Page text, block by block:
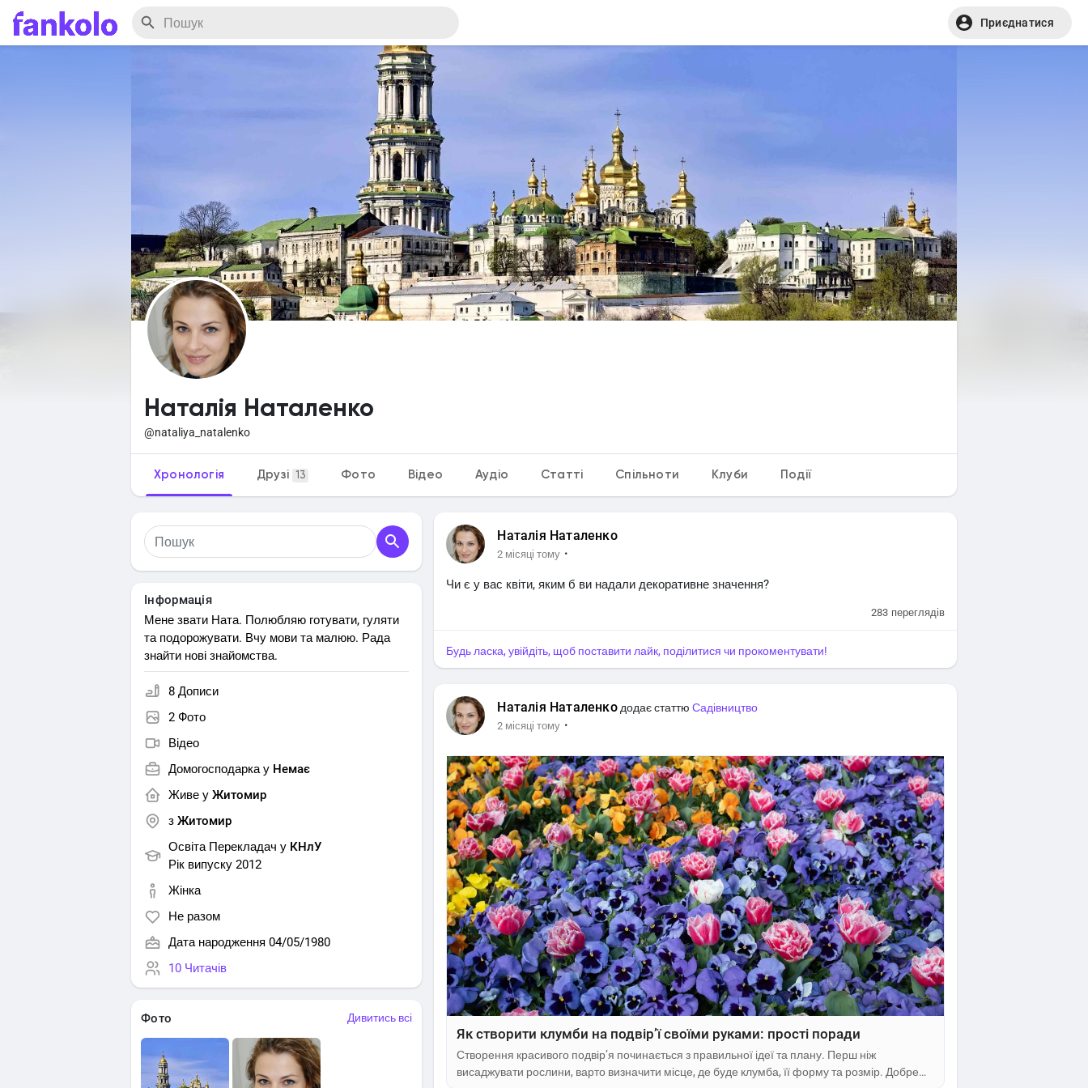
Приєднатися
Наталія Наталенко
@nataliya_natalenko
Хронологія Друзі 13 Фото Відео Аудіо Статті Спільноти Клуби Події
Інформація
Мене звати Ната. Полюбляю готувати, гуляти
та подорожувати. Вчу мови та малюю. Рада
знайти нові знайомства.
8 Дописи
2 Фото
Відео
Домогосподарка у Немає
Живе у Житомир
з Житомир
Освіта Перекладач у КНлУ
Рік випуску 2012
Жінка
Не разом
Дата народження 04/05/1980
10 Читачів
Фото Дивитись всі
Наталія Наталенко
2 місяці тому ·
Чи є у вас квіти, яким б ви надали декоративне значення?
283 переглядів
Будь ласка, увійдіть, щоб поставити лайк, поділитися чи прокоментувати!
Наталія Наталенко додає статтю Садівництво
2 місяці тому ·
Як створити клумби на подвір’ї своїми руками: прості поради
Створення красивого подвір’я починається з правильної ідеї та плану. Перш ніж
висаджувати рослини, варто визначити місце, де буде клумба, її форму та розмір. Добре